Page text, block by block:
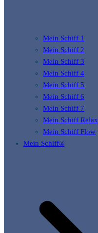
Mein Schiff 1
Mein Schiff 2
Mein Schiff 3
Mein Schiff 4
Mein Schiff 5
Mein Schiff 6
Mein Schiff 7
Mein Schiff Relax
Mein Schiff Flow
Mein Schiff®